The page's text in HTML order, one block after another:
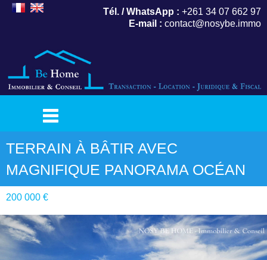
Tél. / WhatsApp : +261 34 07 662 97
E-mail : contact@nosybe.immo
TERRAIN À BÂTIR AVEC
MAGNIFIQUE PANORAMA OCÉAN
200 000 €